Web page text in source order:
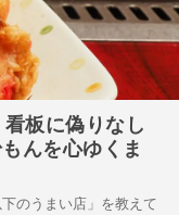
板に偽りなし
んを心ゆくま
のうまい店」を教えて